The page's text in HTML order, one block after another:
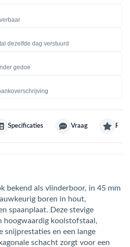
dezelfde dag verstuurd
gedoe
Specificaties Vraag
bekend als vlinderboor, in 45 mm
boren in hout,
spaanplaat. Deze stevige
hoogwaardig koolstofstaal,
en een lange
schacht zorgt voor een